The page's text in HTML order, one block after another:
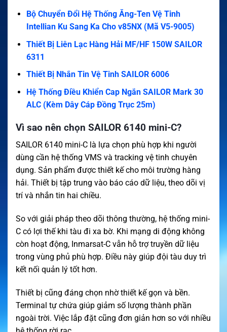
Bộ Chuyển Đổi Hệ Thống Ăng-Ten Vệ Tinh
Intellian Ku Sang Ka Cho v85NX (Mã V5-9005)
Thiết Bị Liên Lạc Hàng Hải MF/HF 150W SAILOR
6311
Thiết Bị Nhắn Tin Vệ Tinh SAILOR 6006
Hệ Thống Điều Khiển Cap Ngắn SAILOR Mark 30
ALC (Kèm Dây Cáp Đồng Trục 25m)
Vì sao nên chọn SAILOR 6140 mini-C?
SAILOR 6140 mini-C là lựa chọn phù hợp khi người
dùng cần hệ thống VMS và tracking vệ tinh chuyên
dụng. Sản phẩm được thiết kế cho môi trường hàng
hải. Thiết bị tập trung vào báo cáo dữ liệu, theo dõi vị
trí và nhắn tin hai chiều.
So với giải pháp theo dõi thông thường, hệ thống mini-
C có lợi thế khi tàu đi xa bờ. Khi mạng di động không
còn hoạt động, Inmarsat-C vẫn hỗ trợ truyền dữ liệu
trong vùng phủ phù hợp. Điều này giúp đội tàu duy trì
kết nối quản lý tốt hơn.
Thiết bị cũng đáng chọn nhờ thiết kế gọn và bền.
Terminal tự chứa giúp giảm số lượng thành phần
ngoài trời. Việc lắp đặt cũng đơn giản hơn so với nhiều